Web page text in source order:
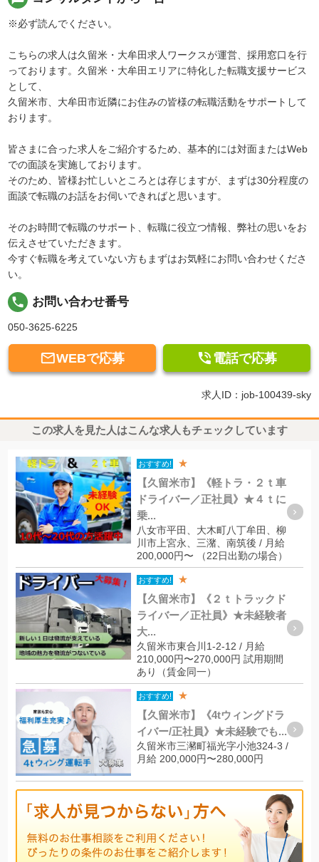
※必ず読んでください。
こちらの求人は久留米・大牟田求人ワークスが運営、採用窓口を行
っております。久留米・大牟田エリアに特化した転職支援サービス
として、
久留米市、大牟田市近隣にお住みの皆様の転職活動をサポートして
おります。
皆さまに合った求人をご紹介するため、基本的には対面またはWeb
での面談を実施しております。
そのため、皆様お忙しいところとは存じますが、まずは30分程度の
面談で転職のお話をお伺いできればと思います。
そのお時間で転職のサポート、転職に役立つ情報、弊社の思いをお
伝えさせていただきます。
今すぐ転職を考えていない方もまずはお気軽にお問い合わせくださ
い。
local_phone お問い合わせ番号
050-3625-6225
WEBで応募  電話で応募
求人ID：job-100439-sky
この求人を見た人はこんな求人もチェックしています
おすすめ! ★
【久留米市】《軽トラ・２ｔ車
ドライバー／正社員》★４ｔに
乗...
八女市平田、大木町八丁牟田、柳
川市上宮永、三潴、南筑後 / 月給
200,000円〜 （22日出勤の場合）
おすすめ! ★
【久留米市】《２ｔトラックド
ライバー／正社員》★未経験者
大...
久留米市東合川1-2-12 / 月給
210,000円〜270,000円 試用期間
あり（賃金同一）
おすすめ! ★
【久留米市】《4tウィングドラ
イバー/正社員》★未経験でも...
久留米市三瀦町福光字小池324-3 /
月給 200,000円〜280,000円